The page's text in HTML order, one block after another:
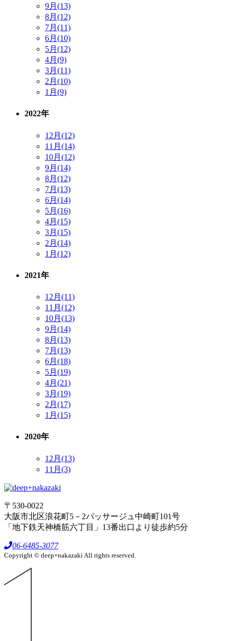
9月(13)
8月(12)
7月(11)
6月(10)
5月(12)
4月(9)
3月(11)
2月(10)
1月(9)
2022年
12月(12)
11月(14)
10月(12)
9月(14)
8月(12)
7月(13)
6月(14)
5月(16)
4月(15)
3月(15)
2月(14)
1月(12)
2021年
12月(11)
11月(12)
10月(13)
9月(14)
8月(13)
7月(13)
6月(18)
5月(19)
4月(21)
3月(19)
2月(17)
1月(15)
2020年
12月(13)
11月(3)
〒530-0022
大阪市北区浪花町5－2パッサージュ中崎町101号
「地下鉄天神橋筋六丁目」13番出口より徒歩約5分
06-6485-3077
Copyright © deep+nakazaki All rights reserved.